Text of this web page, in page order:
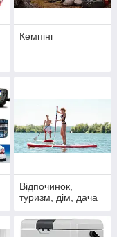
Кемпінг
Відпочинок,
туризм, дім, дача